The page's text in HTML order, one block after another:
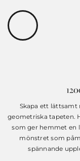
Skapa ett lättsamt
geometriska tapeten.
som ger hemmet en
mönstret som
spännande